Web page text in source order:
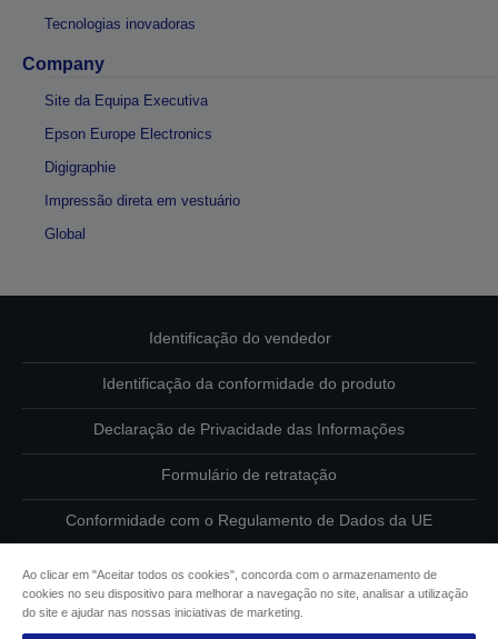
Tecnologias inovadoras
Company
Site da Equipa Executiva
Epson Europe Electronics
Digigraphie
Impressão direta em vestuário
Global
Identificação do vendedor
Identificação da conformidade do produto
Declaração de Privacidade das Informações
Formulário de retratação
Conformidade com o Regulamento de Dados da UE
Informações sobre cookies
Ao clicar em "Aceitar todos os cookies", concorda com o armazenamento de
cookies no seu dispositivo para melhorar a navegação no site, analisar a utilização
do site e ajudar nas nossas iniciativas de marketing.